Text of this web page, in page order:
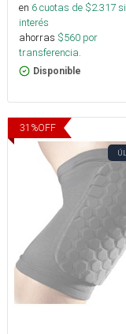
en 6cuotas de $2.317
interés
ahorras $560 por
transferencia.
Disponible
31 %OFF